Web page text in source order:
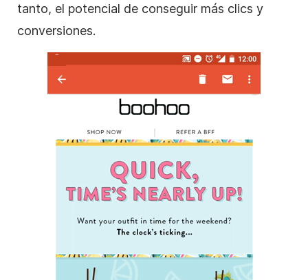
tanto, el potencial de conseguir más clics y
conversiones.